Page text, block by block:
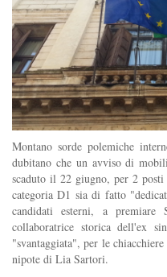
Montano sorde polemiche
dubitano che un avviso di
scaduto il 22 giugno, per 2
categoria D1 sia di fatto
candidati esterni, a premiare
collaboratrice storica dell'ex
"svantaggiata", per le
nipote di Lia Sartori.